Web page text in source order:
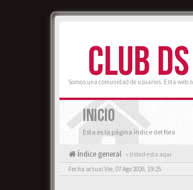
CLUB
Somos una comunidad de usuarios. Esta web
INICIO
Esta es la página índice del foro
Índice general « Usted esta aquí
Fecha actual Vie, 07 Ago 2026, 19:25